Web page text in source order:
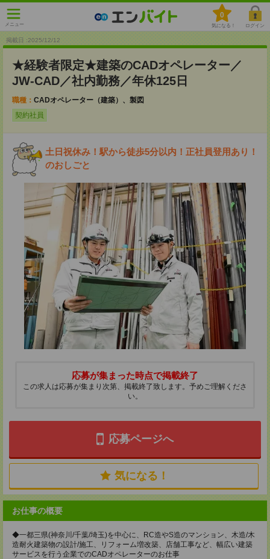
メニュー
0
気になる！ ログイン
掲載日 :2025/12/12
★経験者限定★建築のCADオペレーター／
JW-CAD／社内勤務／年休125日
職種： CADオペレーター（建築）、製図
契約社員
土日祝休み！駅から徒歩5分以内！正社員登用あり！
のおしごと
応募が集まった時点で掲載終了
この求人は応募が集まり次第、掲載終了致します。予めご理解くださ
い。
応募ページへ
気になる！
お仕事の概要
◆一都三県(神奈川/千葉/埼玉)を中心に、RC造やS造のマンション、木造/木
造耐火建築物の設計/施工、リフォーム増改築、店舗工事など、幅広い建築
サービスを行う企業でのCADオペレーターのお仕事